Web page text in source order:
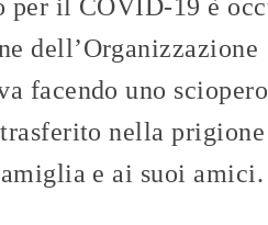
il COVID-19 è
dell’Organizzazione
facendo uno
nella prigione
e ai suoi